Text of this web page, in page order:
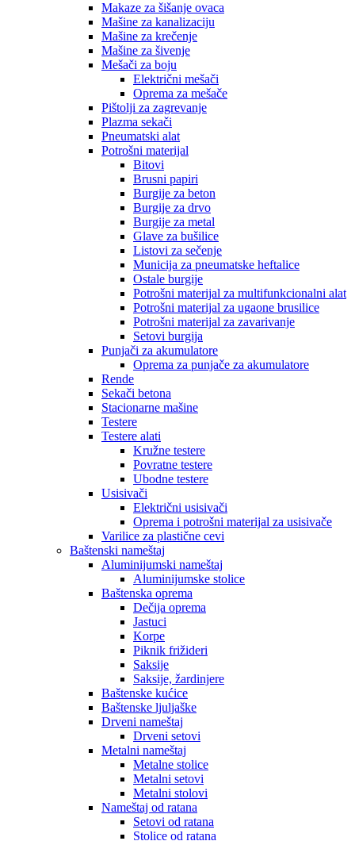
Makaze za šišanje ovaca
Mašine za kanalizaciju
Mašine za krečenje
Mašine za šivenje
Mešači za boju
Električni mešači
Oprema za mešače
Pištolji za zagrevanje
Plazma sekači
Pneumatski alat
Potrošni materijal
Bitovi
Brusni papiri
Burgije za beton
Burgije za drvo
Burgije za metal
Glave za bušilice
Listovi za sečenje
Municija za pneumatske heftalice
Ostale burgije
Potrošni materijal za multifunkcionalni alat
Potrošni materijal za ugaone brusilice
Potrošni materijal za zavarivanje
Setovi burgija
Punjači za akumulatore
Oprema za punjače za akumulatore
Rende
Sekači betona
Stacionarne mašine
Testere
Testere alati
Kružne testere
Povratne testere
Ubodne testere
Usisivači
Električni usisivači
Oprema i potrošni materijal za usisivače
Varilice za plastične cevi
Baštenski nameštaj
Aluminijumski nameštaj
Aluminijumske stolice
Baštenska oprema
Dečija oprema
Jastuci
Korpe
Piknik frižideri
Saksije
Saksije, žardinjere
Baštenske kućice
Baštenske ljuljaške
Drveni nameštaj
Drveni setovi
Metalni nameštaj
Metalne stolice
Metalni setovi
Metalni stolovi
Nameštaj od ratana
Setovi od ratana
Stolice od ratana